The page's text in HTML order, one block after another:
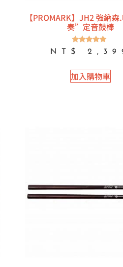
【PROMARK】JH2 強納
奏”定音鼓棒
評分
5.00
NT$
加入購物車